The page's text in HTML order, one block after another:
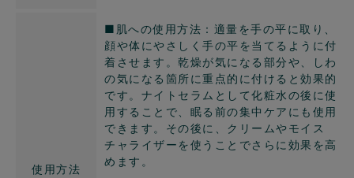
使用方法
■肌への使用方法：適量を手の平に取り、
顔や体にやさしく手の平を当てるように付
着させます。乾燥が気になる部分や、しわ
の気になる箇所に重点的に付けると効果的
です。ナイトセラムとして化粧水の後に使
用することで、眠る前の集中ケアにも使用
できます。その後に、クリームやモイス
チャライザーを使うことでさらに効果を高
めます。